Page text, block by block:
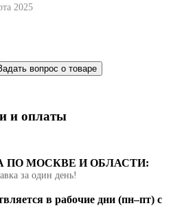
2025
вопрос о товаре
и оплаты
ПО МОСКВЕ И ОБЛАСТИ:
за один день!
в рабочие дни (пн–пт) с